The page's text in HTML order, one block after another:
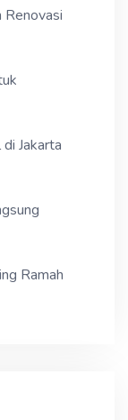
Jakarta
Ramah